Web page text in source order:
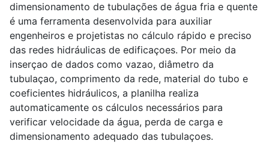
dimensionamento de tubulações de água fria e quente
é uma ferramenta desenvolvida para auxiliar
engenheiros e projetistas no cálculo rápido e preciso
das redes hidráulicas de edificaçoes. Por meio da
inserçao de dados como vazao, diâmetro da
tubulaçao, comprimento da rede, material do tubo e
coeficientes hidráulicos, a planilha realiza
automaticamente os cálculos necessários para
verificar velocidade da água, perda de carga e
dimensionamento adequado das tubulaçoes.